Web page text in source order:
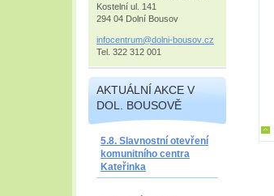
Kostelní ul. 141
294 04 Dolní Bousov
infocentrum@dolni-bousov .cz
Tel. 322 312 001
AKTUÁLNÍ AKCE V
DOL. BOUSOVĚ
5.8. Slavnostní otevření
komunitního centra
Kateřinka